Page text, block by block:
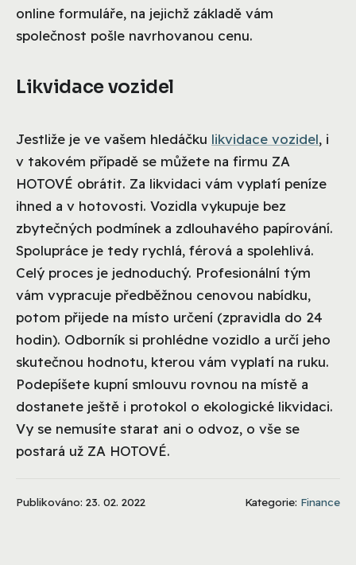
online formuláře, na jejichž základě vám
společnost pošle navrhovanou cenu.
Likvidace vozidel
Jestliže je ve vašem hledáčku likvidace vozidel, i
v takovém případě se můžete na firmu ZA
HOTOVÉ obrátit. Za likvidaci vám vyplatí peníze
ihned a v hotovosti. Vozidla vykupuje bez
zbytečných podmínek a zdlouhavého papírování.
Spolupráce je tedy rychlá, férová a spolehlivá.
Celý proces je jednoduchý. Profesionální tým
vám vypracuje předběžnou cenovou nabídku,
potom přijede na místo určení (zpravidla do 24
hodin). Odborník si prohlédne vozidlo a určí jeho
skutečnou hodnotu, kterou vám vyplatí na ruku.
Podepíšete kupní smlouvu rovnou na místě a
dostanete ještě i protokol o ekologické likvidaci.
Vy se nemusíte starat ani o odvoz, o vše se
postará už ZA HOTOVÉ.
Publikováno: 23. 02. 2022 Kategorie: Finance